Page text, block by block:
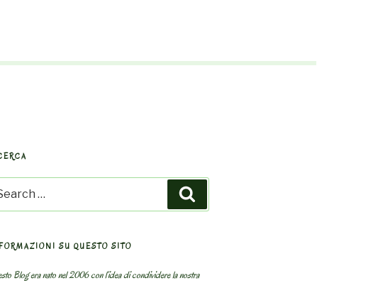
SU QUESTO SITO
Blog era nato nel 2006 con l’idea di condividere la nostra